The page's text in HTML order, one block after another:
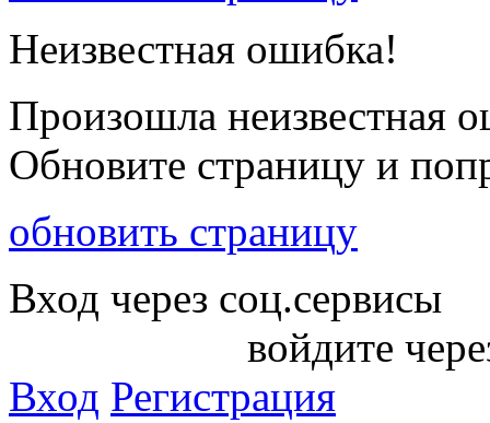
Неизвестная ошибка!
Произошла неизвестная
Обновите страницу и
обновить страницу
Вход через соц.сервисы
войдите
Вход Регистрация